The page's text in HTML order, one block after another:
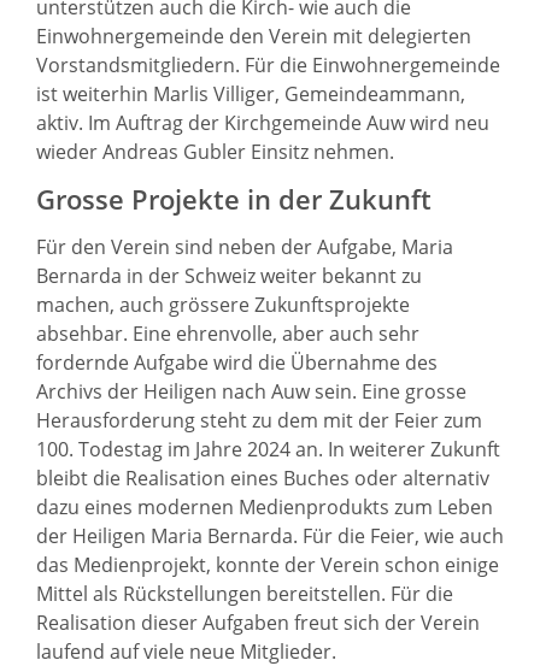
unterstützen auch die Kirch- wie auch die
Einwohnergemeinde den Verein mit delegierten
Vorstandsmitgliedern. Für die Einwohnergemeinde
ist weiterhin Marlis Villiger, Gemeindeammann,
aktiv. Im Auftrag der Kirchgemeinde Auw wird neu
wieder Andreas Gubler Einsitz nehmen.
Grosse Projekte in der Zukunft
Für den Verein sind neben der Aufgabe, Maria
Bernarda in der Schweiz weiter bekannt zu
machen, auch grössere Zukunftsprojekte
absehbar. Eine ehrenvolle, aber auch sehr
fordernde Aufgabe wird die Übernahme des
Archivs der Heiligen nach Auw sein. Eine grosse
Herausforderung steht zu dem mit der Feier zum
100. Todestag im Jahre 2024 an. In weiterer Zukunft
bleibt die Realisation eines Buches oder alternativ
dazu eines modernen Medienprodukts zum Leben
der Heiligen Maria Bernarda. Für die Feier, wie auch
das Medienprojekt, konnte der Verein schon einige
Mittel als Rückstellungen bereitstellen. Für die
Realisation dieser Aufgaben freut sich der Verein
laufend auf viele neue Mitglieder.